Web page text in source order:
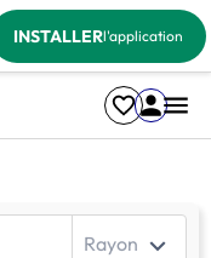
INSTALLERl'application
Rayon